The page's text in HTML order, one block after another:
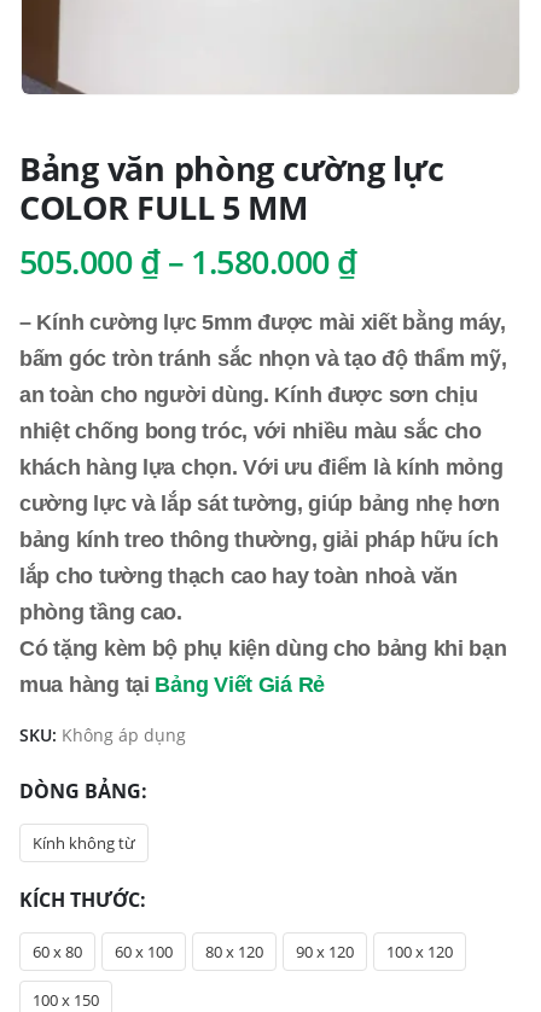
Bảng văn phòng cường lực
COLOR FULL 5 MM
505.000₫ – 1.580.000₫Khoảng
từ
505.000 ₫
đến
1.580.000 ₫
– Kính cường lực 5mm được mài xiết bằng máy,
bấm góc tròn tránh sắc nhọn và tạo độ thẩm mỹ,
an toàn cho người dùng. Kính được sơn chịu
nhiệt chống bong tróc, với nhiều màu sắc cho
khách hàng lựa chọn. Với ưu điểm là kính mỏng
cường lực và lắp sát tường, giúp bảng nhẹ hơn
bảng kính treo thông thường, giải pháp hữu ích
lắp cho tường thạch cao hay toàn nhoà văn
phòng tầng cao.
Có tặng kèm bộ phụ kiện dùng cho bảng khi bạn
mua hàng tại Bảng Viết Giá Rẻ
SKU: Không áp dụng
DÒNG BẢNG
Kính không từ
KÍCH THƯỚC
60 x 80 60 x 100 80 x 120 90 x 120 100 x 120
100 x 150